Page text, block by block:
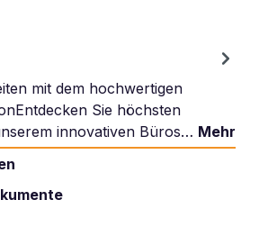
mit dem hochwertigen
Sie höchsten
innovativen Büros… Mehr